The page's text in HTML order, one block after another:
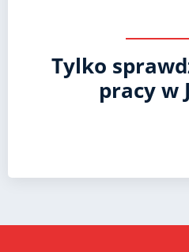
Tylko
pracy w